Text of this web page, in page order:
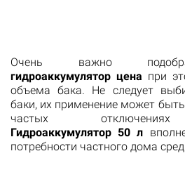
Очень важно
гидроаккумулятор цена при
объема бака. Не следует
баки, их применение может
частых отключениях
Гидроаккумулятор 50 л
потребности частного дома